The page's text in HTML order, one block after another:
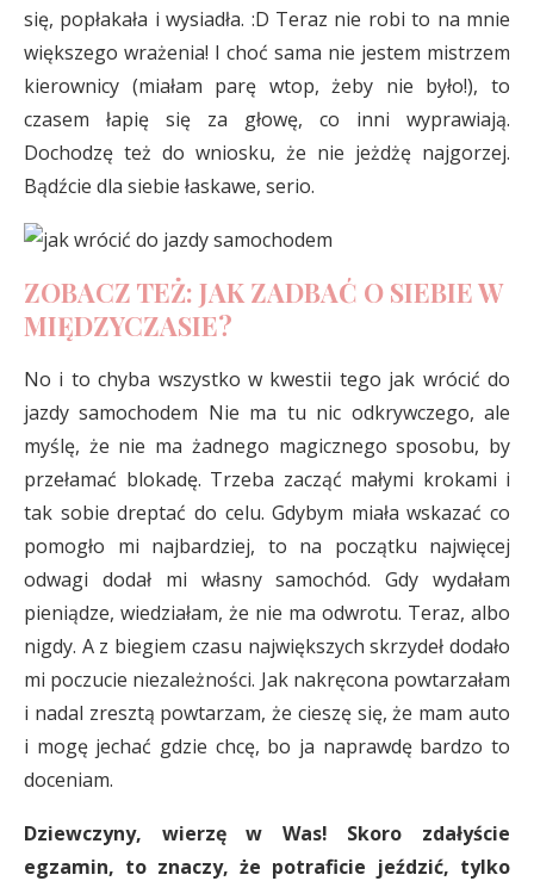
się, popłakała i wysiadła. :D Teraz nie robi to na mnie
większego wrażenia! I choć sama nie jestem mistrzem
kierownicy (miałam parę wtop, żeby nie było!), to
czasem łapię się za głowę, co inni wyprawiają.
Dochodzę też do wniosku, że nie jeżdżę najgorzej.
Bądźcie dla siebie łaskawe, serio.
ZOBACZ TEŻ: JAK ZADBAĆ O SIEBIE W
MIĘDZYCZASIE?
No i to chyba wszystko w kwestii tego jak wrócić do
jazdy samochodem Nie ma tu nic odkrywczego, ale
myślę, że nie ma żadnego magicznego sposobu, by
przełamać blokadę. Trzeba zacząć małymi krokami i
tak sobie dreptać do celu. Gdybym miała wskazać co
pomogło mi najbardziej, to na początku najwięcej
odwagi dodał mi własny samochód. Gdy wydałam
pieniądze, wiedziałam, że nie ma odwrotu. Teraz, albo
nigdy. A z biegiem czasu największych skrzydeł dodało
mi poczucie niezależności. Jak nakręcona powtarzałam
i nadal zresztą powtarzam, że cieszę się, że mam auto
i mogę jechać gdzie chcę, bo ja naprawdę bardzo to
doceniam.
Dziewczyny, wierzę w Was! Skoro zdałyście
egzamin, to znaczy, że potraficie jeździć, tylko